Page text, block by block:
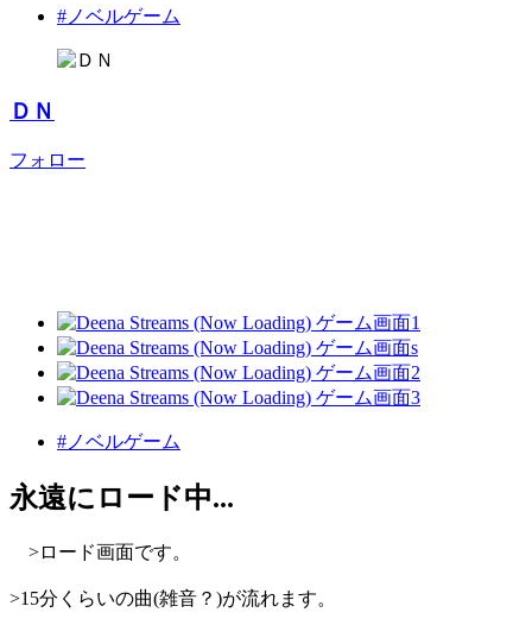
#ノベルゲーム
ＤＮ
フォロー
#ノベルゲーム
永遠にロード中...
>ロード画面です。
>15分くらいの曲(雑音？)が流れます。